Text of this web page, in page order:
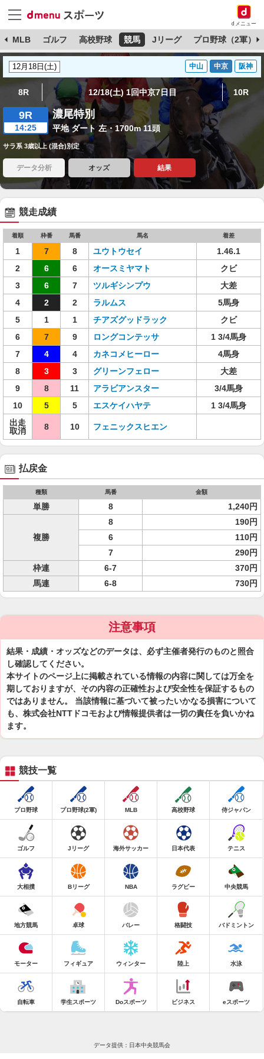
dメニュー
MLB ゴルフ 高校野球 競馬 Jリーグ プロ野球（2軍）
中山 中京 阪神
8R 12/18(土) 1回中京7日目 10R
9R
14:25
濃尾特別
平地 ダート 左・1700m 11頭
サラ系 3歳以上 (混合)別定
データ分析 オッズ 結果
競走成績
着順 枠番 馬番 馬名 着差
1 7 8 ユウトウセイ
1.46.1
2
6 6 オースミヤマト
クビ
3
6 7 ツルギシンプウ
大差
4
2 2 ラルムス
5馬身
5
1 1 チアズグッドラック
クビ
6
7 9 ロングコンテッサ
1 3/4馬身
7
4 4 カネコメヒーロー
4馬身
8
3 3 グリーンフェロー
大差
9
8 11 アラビアンスター
3/4馬身
10
5 5 エスケイハヤテ
1 3/4馬身
出走
取消
8 10 フェニックスヒエン
払戻金
種類 馬番 金額
単勝 8 1,240円
複勝
8
190円
6
110円
7
290円
枠連
6-7
370円
馬連
6-8 730円
注意事項
結果・成績・オッズなどのデータは、必ず主催者発行のものと照合
し確認してください。
本サイトのページ上に掲載されている情報の内容に関しては万全を
期しておりますが、その内容の正確性および安全性を保証するもの
ではありません。 当該情報に基づいて被ったいかなる損害について
も、株式会社NTTドコモおよび情報提供者は一切の責任を負いかね
ます。
競技一覧
プロ野球 プロ野球(2軍) MLB 高校野球 侍ジャパン
ゴルフ Jリーグ 海外サッカー 日本代表 テニス
大相撲 Bリーグ NBA ラグビー 中央競馬
地方競馬 卓球 バレー 格闘技 バドミントン
モーター フィギュア ウィンター 陸上 水泳
自転車 学生スポーツ Doスポーツ ビジネス eスポーツ
データ提供：日本中央競馬会